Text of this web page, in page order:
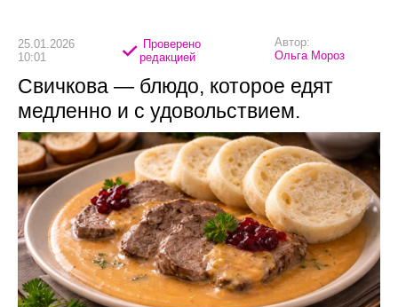
25.01.2026
10:01
Проверено
редакцией
Автор:
Ольга Мороз
Свичкова — блюдо, которое едят
медленно и с удовольствием.